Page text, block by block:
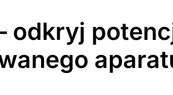
odkryj